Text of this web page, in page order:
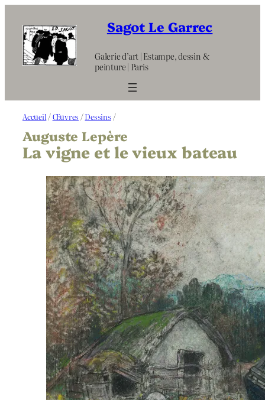
contenu
Sagot Le Garrec
Galerie d’art | Estampe, dessin &
peinture | Paris
Accueil /Œuvres /Dessins /
Auguste Lepère
La vigne et le vieux bateau